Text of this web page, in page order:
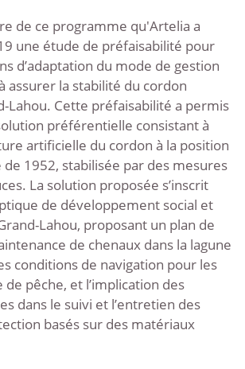
de ce programme qu'Artelia a
une étude de préfaisabilité pour
d’adaptation du mode de gestion
assurer la stabilité du cordon
Lahou. Cette préfaisabilité a permis
préférentielle consistant à
artificielle du cordon à la position
de 1952, stabilisée par des mesures
La solution proposée s’inscrit
de développement social et
Lahou, proposant un plan de
de chenaux dans la lagune
conditions de navigation pour les
de pêche, et l’implication des
dans le suivi et l’entretien des
basés sur des matériaux